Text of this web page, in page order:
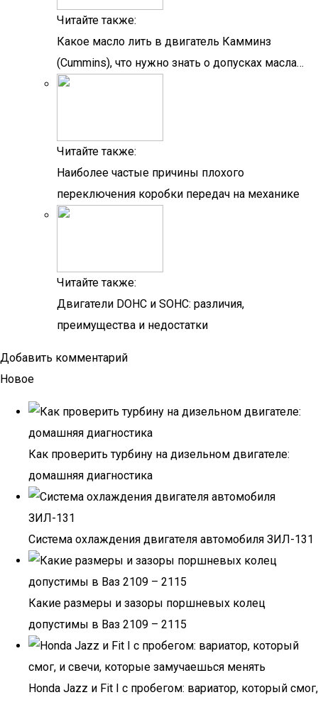
Читайте также:
Какое масло лить в двигатель Камминз
(Cummins), что нужно знать о допусках масла…
Читайте также:
Наиболее частые причины плохого
переключения коробки передач на механике
Читайте также:
Двигатели DOHC и SOHC: различия,
преимущества и недостатки
Добавить комментарий
Новое
Как проверить турбину на дизельном двигателе:
домашняя диагностика
Система охлаждения двигателя автомобиля ЗИЛ-131
Какие размеры и зазоры поршневых колец
допустимы в Ваз 2109 – 2115
Honda Jazz и Fit I с пробегом: вариатор, который смог,